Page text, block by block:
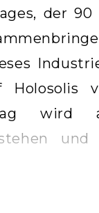
der
Holosolis
wird